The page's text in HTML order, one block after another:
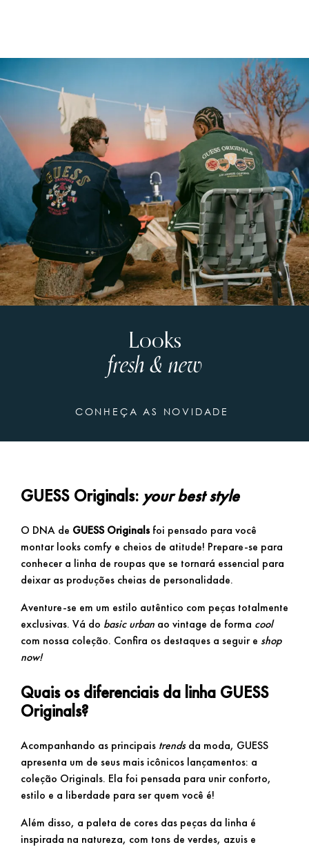
Looks
fresh & new
CONHEÇA AS NOVIDADE
GUESS Originals: your best style
O DNA de GUESS Originalsfoi pensado para você
montar looks comfy e cheios de atitude! Prepare-se para
conhecer a linha de roupas que se tornará essencial para
deixar as produções cheias de personalidade.
Aventure-se em um estilo autêntico com peças totalmente
exclusivas. Vá do basic urban ao vintage de forma cool
com nossa coleção. Confira os destaques a seguir e shop
now!
Quais os diferenciais da linha GUESS
Originals?
Acompanhando as principais trendsda moda, GUESS
apresenta um de seus mais icônicos lançamentos: a
coleção Originals. Ela foi pensada para unir conforto,
estilo e a liberdade para ser quem você é!
Além disso, a paleta de cores das peças da linha é
inspirada na natureza, com tons de verdes, azuis e